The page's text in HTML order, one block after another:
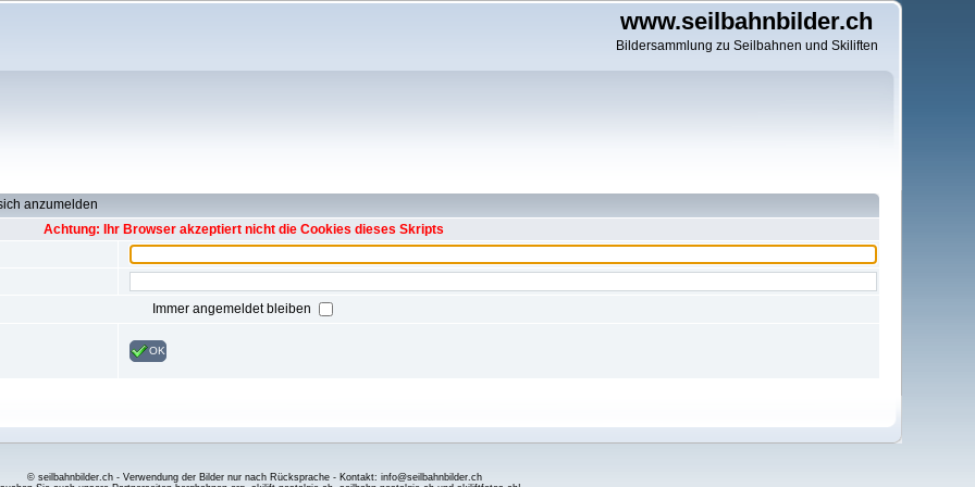
www.seilbahnbilder.ch
Bildersammlung zu Seilbahnen und Skiliften
anzumelden
Achtung: Ihr Browser akzeptiert nicht die Cookies dieses Skripts
Immer angemeldet bleiben
OK
© seilbahnbilder.ch - Verwendung der Bilder nur nach Rücksprache - Kontakt: info@seilbahnbilder.ch